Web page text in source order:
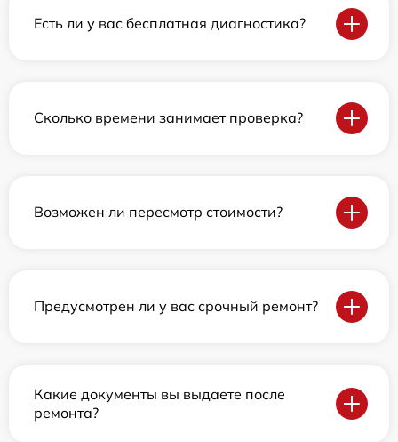
Есть ли у вас бесплатная диагностика?
Сколько времени занимает проверка?
Возможен ли пересмотр стоимости?
Предусмотрен ли у вас срочный ремонт?
Какие документы вы выдаете после
ремонта?